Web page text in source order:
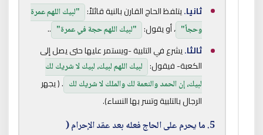
ثانيا.يتلفظ الحاج القارن بالنية قائلاً: "لبيك اللهم عمرة
وحجاً" ، أو يقول: "لبيك اللهم حجة في عمرة" ..
ثالثا.يشرع في التلبية -ويستمر عليها حتى يصل إلى
الكعبة- فيقول: لبيك اللهم لبيك، لبيك لا شريك لك
لبيك، إن الحمد والنعمة لك والملك لا شريك لك . ( يجهر
الرجال بالتلبية وتسر بها النساء).
5. ما يحرم على الحاج فعله بعد عقد الإحرام (